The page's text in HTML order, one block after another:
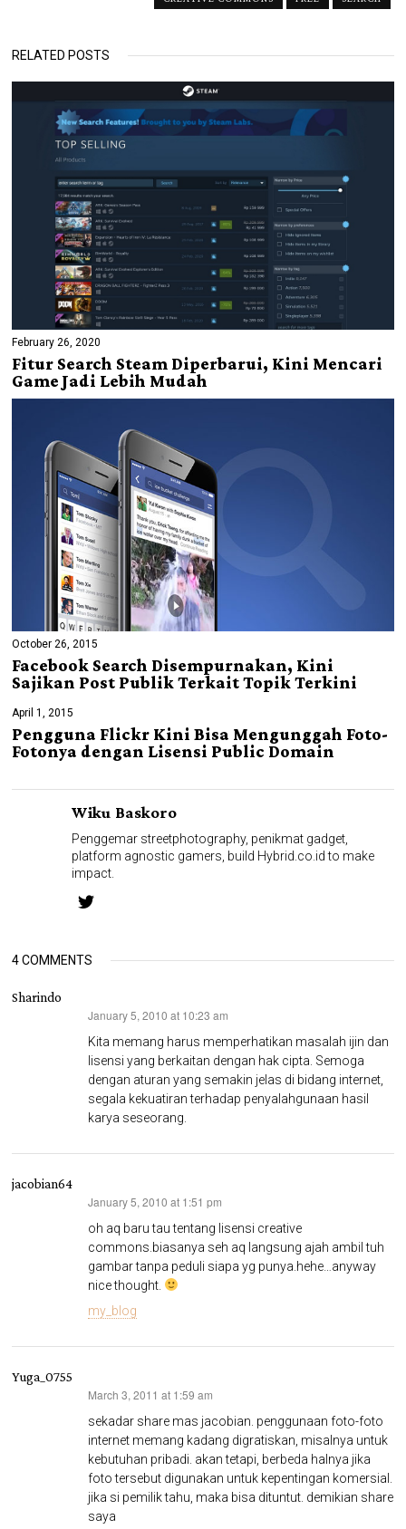
RELATED POSTS
February 26, 2020
Fitur Search Steam Diperbarui, Kini Mencari
Game Jadi Lebih Mudah
October 26, 2015
Facebook Search Disempurnakan, Kini
Sajikan Post Publik Terkait Topik Terkini
April 1, 2015
Pengguna Flickr Kini Bisa Mengunggah Foto-
Fotonya dengan Lisensi Public Domain
Wiku Baskoro
Penggemar streetphotography, penikmat gadget,
platform agnostic gamers, build Hybrid.co.id to make
impact.
4 COMMENTS
Sharindo
January 5, 2010 at 10:23 am
Kita memang harus memperhatikan masalah ijin dan
lisensi yang berkaitan dengan hak cipta. Semoga
dengan aturan yang semakin jelas di bidang internet,
segala kekuatiran terhadap penyalahgunaan hasil
karya seseorang.
jacobian64
January 5, 2010 at 1:51 pm
oh aq baru tau tentang lisensi creative
commons.biasanya seh aq langsung ajah ambil tuh
gambar tanpa peduli siapa yg punya.hehe…anyway
nice thought.
my_blog
Yuga_0755
March 3, 2011 at 1:59 am
sekadar share mas jacobian. penggunaan foto-foto
internet memang kadang digratiskan, misalnya untuk
kebutuhan pribadi. akan tetapi, berbeda halnya jika
foto tersebut digunakan untuk kepentingan komersial.
jika si pemilik tahu, maka bisa dituntut. demikian share
saya